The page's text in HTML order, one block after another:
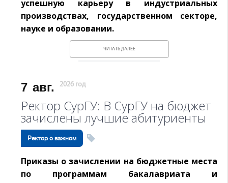
успешную карьеру в индустриальных
производствах, государственном секторе,
науке и образовании.
ЧИТАТЬ ДАЛЕЕ
7 авг. 2026 год
Ректор СурГУ: В СурГУ на бюджет
зачислены лучшие абитуриенты
Ректор о важном
Приказы о зачислении на бюджетные места
по программам бакалавриата и